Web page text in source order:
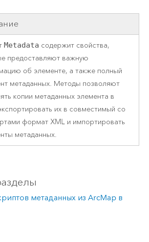
Metadata содержит свойства,
предоставляют важную
об элементе, а также полный
метаданных. Методы позволяют
копии метаданных элемента в
их в совместимый со
формат XML и импортировать
метаданных.
метаданных из ArcMap в